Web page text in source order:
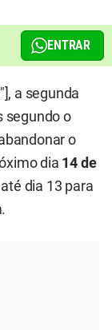
ENTRAR
a segunda
segundo o
o
dia 14 de
dia 13 para